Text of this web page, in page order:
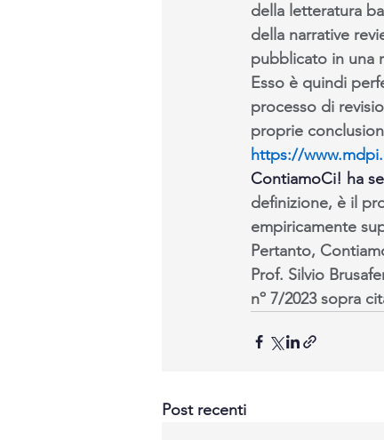
della letteratura
della narrative
pubblicato in una
Esso è quindi
processo di
proprie
https://
ContiamoCi! ha
definizione, è il
empiricamente
Pertanto,
Prof. Silvio
nº 7/2023 sopra
Post recenti